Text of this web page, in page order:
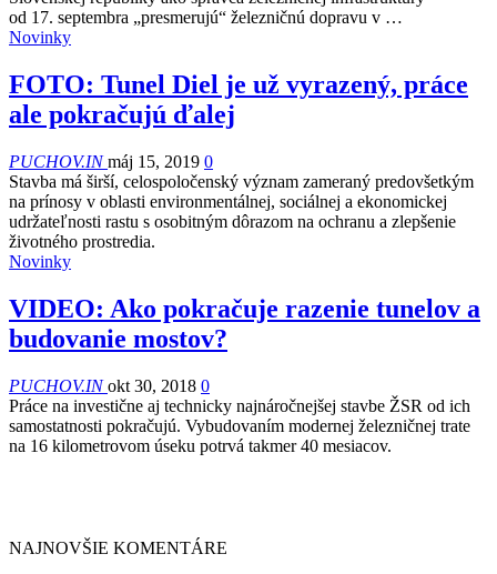
od 17. septembra „presmerujú“ železničnú dopravu v …
Novinky
FOTO: Tunel Diel je už vyrazený, práce
ale pokračujú ďalej
PUCHOV.INmáj 15, 2019 0
Stavba má širší, celospoločenský význam zameraný predovšetkým
na prínosy v oblasti environmentálnej, sociálnej a ekonomickej
udržateľnosti rastu s osobitným dôrazom na ochranu a zlepšenie
životného prostredia.
Novinky
VIDEO: Ako pokračuje razenie tunelov a
budovanie mostov?
PUCHOV.INokt 30, 2018 0
Práce na investične aj technicky najnáročnejšej stavbe ŽSR od ich
samostatnosti pokračujú. Vybudovaním modernej železničnej trate
na 16 kilometrovom úseku potrvá takmer 40 mesiacov.
NAJNOVŠIE KOMENTÁRE